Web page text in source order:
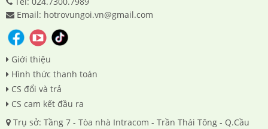
Email: hotrovungoi.vn@gmail.com
Giới thiệu
Hình thức thanh toán
CS đổi và trả
CS cam kết đầu ra
Trụ sở: Tầng 7 - Tòa nhà Intracom - Trần Thái Tông - Q.Cầu